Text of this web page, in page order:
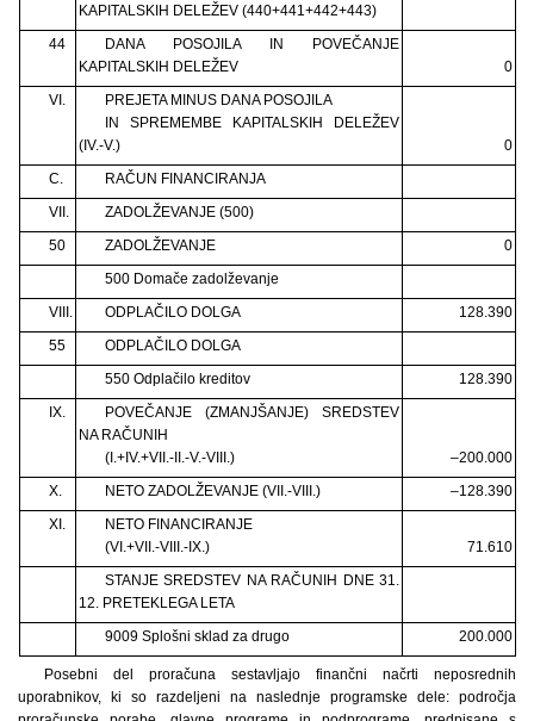
KAPITALSKIH DELEŽEV (440+441+442+443)
44
DANA POSOJILA IN POVEČANJE
KAPITALSKIH DELEŽEV
0
VI.
PREJETA MINUS DANA POSOJILA
IN SPREMEMBE KAPITALSKIH DELEŽEV
(IV.-V.)
0
C.
RAČUN FINANCIRANJA
VII.
ZADOLŽEVANJE (500)
50
ZADOLŽEVANJE
0
500 Domače zadolževanje
VIII.
ODPLAČILO DOLGA
128.390
55
ODPLAČILO DOLGA
550 Odplačilo kreditov
128.390
IX.
POVEČANJE (ZMANJŠANJE) SREDSTEV
NA RAČUNIH
(I.+IV.+VII.-II.-V.-VIII.)
–200.000
X.
NETO ZADOLŽEVANJE (VII.-VIII.)
–128.390
XI.
NETO FINANCIRANJE
(VI.+VII.-VIII.-IX.)
71.610
STANJE SREDSTEV NA RAČUNIH DNE 31.
12. PRETEKLEGA LETA
9009 Splošni sklad za drugo
200.000
Posebni del proračuna sestavljajo finančni načrti neposrednih
uporabnikov, ki so razdeljeni na naslednje programske dele: področja